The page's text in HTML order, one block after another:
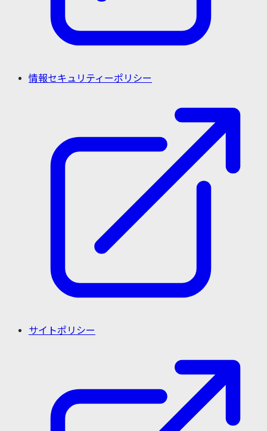
情報セキュリティーポリシー
サイトポリシー